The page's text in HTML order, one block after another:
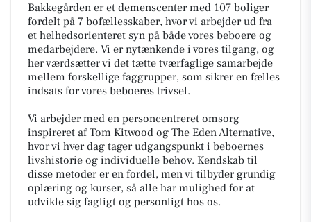
Bakkegården er et demenscenter med 107 boliger
fordelt på 7 bofællesskaber, hvor vi arbejder ud fra
et helhedsorienteret syn på både vores beboere og
medarbejdere. Vi er nytænkende i vores tilgang, og
her værdsætter vi det tætte tværfaglige samarbejde
mellem forskellige faggrupper, som sikrer en fælles
indsats for vores beboeres trivsel.
Vi arbejder med en personcentreret omsorg
inspireret af Tom Kitwood og The Eden Alternative,
hvor vi hver dag tager udgangspunkt i beboernes
livshistorie og individuelle behov. Kendskab til
disse metoder er en fordel, men vi tilbyder grundig
oplæring og kurser, så alle har mulighed for at
udvikle sig fagligt og personligt hos os.